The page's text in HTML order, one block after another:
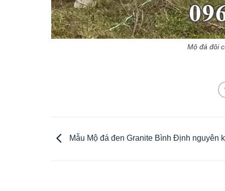
Mộ đá đôi
Mẫu Mộ đá đen Granite Bình Định nguyên